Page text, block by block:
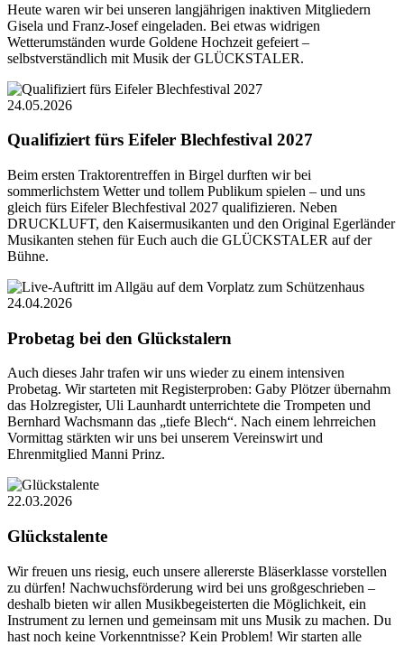
Heute waren wir bei unseren langjährigen inaktiven Mitgliedern
Gisela und Franz-Josef eingeladen. Bei etwas widrigen
Wetterumständen wurde Goldene Hochzeit gefeiert –
selbstverständlich mit Musik der GLÜCKSTALER.
24.05.2026
Qualifiziert fürs Eifeler Blechfestival 2027
Beim ersten Traktorentreffen in Birgel durften wir bei
sommerlichstem Wetter und tollem Publikum spielen – und uns
gleich fürs Eifeler Blechfestival 2027 qualifizieren. Neben
DRUCKLUFT, den Kaisermusikanten und den Original Egerländer
Musikanten stehen für Euch auch die GLÜCKSTALER auf der
Bühne.
24.04.2026
Probetag bei den Glückstalern
Auch dieses Jahr trafen wir uns wieder zu einem intensiven
Probetag. Wir starteten mit Registerproben: Gaby Plötzer übernahm
das Holzregister, Uli Launhardt unterrichtete die Trompeten und
Bernhard Wachsmann das „tiefe Blech“. Nach einem lehrreichen
Vormittag stärkten wir uns bei unserem Vereinswirt und
Ehrenmitglied Manni Prinz.
22.03.2026
Glückstalente
Wir freuen uns riesig, euch unsere allererste Bläserklasse vorstellen
zu dürfen! Nachwuchsförderung wird bei uns großgeschrieben –
deshalb bieten wir allen Musikbegeisterten die Möglichkeit, ein
Instrument zu lernen und gemeinsam mit uns Musik zu machen. Du
hast noch keine Vorkenntnisse? Kein Problem! Wir starten alle